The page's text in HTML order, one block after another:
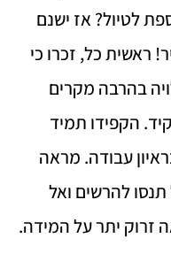
לטיול? אז ישנם
ראשית כל, זכרו כי
בהרבה מקרים
הקפידו תמיד
עבודה. מראה
תנסו להרשים ואל
זרוק יתר על המידה.